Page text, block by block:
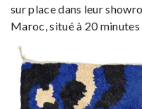
sur place dans leur
Maroc, situé à 20